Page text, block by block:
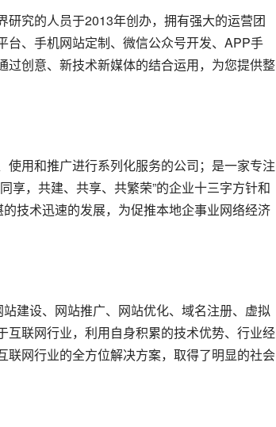
究的人员于2013年创办，拥有强大的运营团
台、手机网站定制、微信公众号开发、APP手
创意、新技术新媒体的结合运用，为您提供整
用和推广进行系列化服务的公司；是一家专注
享，共建、共享、共繁荣”的企业十三字方针和
技术迅速的发展，为促推本地企事业网络经济
建设、网站推广、网站优化、域名注册、虚拟
联网行业，利用自身积累的技术优势、行业经
网行业的全方位解决方案，取得了明显的社会